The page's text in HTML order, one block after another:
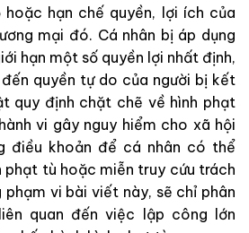
hạn chế quyền, lợi ích của
mại đó. Cá nhân bị áp dụng
hạn một số quyền lợi nhất định,
quyền tự do của người bị kết
quy định chặt chẽ về hình phạt
vi gây nguy hiểm cho xã hội
điều khoản để cá nhân có thể
phạt tù hoặc miễn truy cứu trách
phạm vi bài viết này, sẽ chỉ phân
quan đến việc lập công lớn